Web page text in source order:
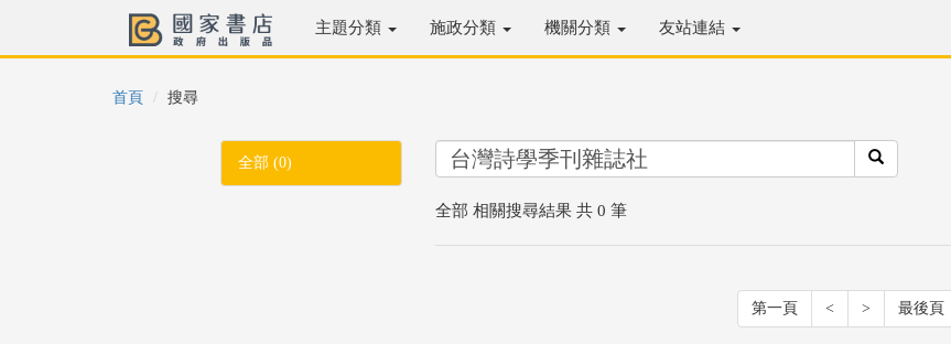
主題分類 施政分類 機關分類 友站連結
首頁 搜尋
全部 (0)
全部 相關搜尋結果 共 0 筆
第一頁 < > 最後頁